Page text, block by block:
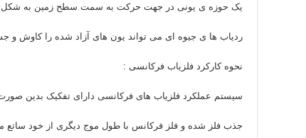
یک حوزه ی یونی در جهت حرکت به سمت سطح زمین به شکل
ردیاب ها ی جیوه ای می تواند یون های آزاد شده را کاوش و
نحوه کارکرد فلزیاب‌ فرکانسی :
سیستم عملکرد فلزیاب های فرکانسی دارای تفکیک بدین
جذب فلز شده و فلز فرکانس با طول موج دیگری از خود ساتع